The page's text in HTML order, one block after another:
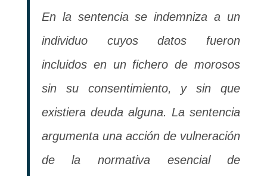
En la sentencia se indemniza a un
individuo cuyos datos fueron
incluidos en un fichero de morosos
sin su consentimiento, y sin que
existiera deuda alguna. La sentencia
argumenta una acción de vulneración
de la normativa esencial de